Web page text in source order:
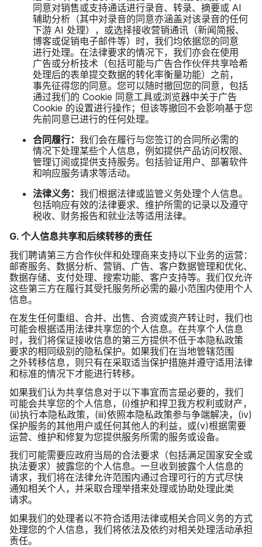
同意​对​销售​或​支持​通话​进行​录音、​转录、​摘要​或 AI
辅助​分析​（其中​对​录音​的​同意​亦​涵盖​对​该​录音​的​任何​
下游 AI 处理），​或​选择​接​收​营销​通讯​（新闻​简报、​
博客​或​促销​电子​邮件​等）​时，​我们​均​依据​您​的​同意​
进行​处理。​在​法律​要求​的​情况​下，​我们​亦会​在​使用​
广告​或​分析​技术​（包括​可能​与​广告​合作​伙伴​共​享哈​希​
处理后​的​表单​提交​数据​的​转化率​衡量​功能）​之前，​
事先​征​得​您​的​同意。​您​可以​随时​撤​回​您​的​同意，​包括​
通过​我们​的 Cookie 同意​工具​或​浏览器​中​关于​广告
Cookie 的​设置​进行​操作；​但​该​等​撤回​不​会​影响​基于​您​
先​前​同意​已​进行​的​任何​处理。
合同​履行： 我们​会​在​履行​与​您​签订​的​合同​所​必需​的​
情况​下​处理​某些​个人​信息，​例如​提供​产品​访问​权限、​
管理​订阅​或​提供​支持​服务。​包括​验​证​用户、​部署​软件​
和​响应​服务​请​求​等​活动。
法律​义务： 我们​根据​法律​或​监管​义务​处理​个​人​信息。​
包括​响应​有效​的​法律​要求、​维护​所​需​的​记录​以及​遵​守​
税收、​财务​报告​和​就业法​等​适用​法律。
G. 个​人​信息​共享​和​后续​转移​的​责任
我们​聘请​第三​方​合作​伙伴​和​处理​商​来​支持​以​下​业务​的​运营：​
邮寄​服务、​数据​分析、​营销、​广告、​客户​数据​管理​和​优化、​
数据​存储、​支付​处理、​搜索​功能、​客户​支持​等。​我们​仅​允许​
这些​第三​方​在​履行​其​受​托​服务​所​必需​的​最小​范围​内​使用​个人​
信息。
在​发生​任何​重组、​合并、​出售、​合资​或​资产​转​让​时，​我们​也​
可能​会​根据​适用​法律​共​享您​的​个人​信息。​在​共享​个​人​信息​
时，​我们​将​保证​接收​信息​的​第三​方​提供​不​低于​本隐私​政策​
要求​的​相同​级​别​的​隐私​保护。​如果​我们​在​当地​管辖​范围​
之外转移​信息，​则​只​有​在​采取​适当​保护​措施​并​遵守​适用​法律​
和​标准​的​情况​下​才​能​进行​转移。
如果​我们​认为​共享​信息​对于​以下​事宜​而言​是​必要​的，​我们​
可能​会​共​享您​的​个人​信息，​(i)​维护​和​捍卫​我​方权利或​财产，​
(ii)​执行​本​隐私​政策，​(iii)​依照​本​隐私​政策​参与​争端​解决，​(iv)​
保护​服务​的​其他​用户​或​任何​其他​人​的​利益，​或​(v)​根据​需要​
运营、​维护​和​修复​为​您​提供​服务​所​需​的​服务​或​设备。
我们​可能​需要​应​政府​当局​的​合法​要求​（包括​满足​国家​安全​或​
执法​要求）​披露​您​的​个人​信息。​一旦​收到​披露​个​人​信息​的​
请求，​我们​将​在​法律​允许​范围​内​通过​合理​可行​的​方式​尽快​
通知​相关​个人，​并​采取​合理​举措来​处理​或​协助​处理​此​类​
请求。
如果​我们​的​处理者​以​不符合适用​法律​或​相关合同​义务​的​方式​
处理​您​的​个人​信息，​我们​将​依法​及​依约​对​相关​处理​活动​承担​
责任。